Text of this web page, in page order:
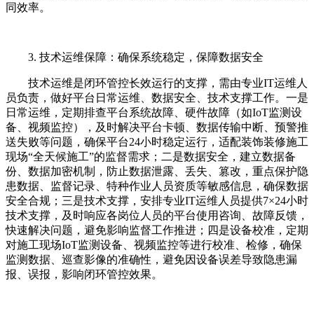
同效率。
3. 技术运维保障：确保系统稳定，保障数据安全
技术运维是闭环管控长效运行的支撑，需由专业IT运维人
员负责，做好平台日常运维、数据安全、技术支撑工作。一是
日常运维，定期排查平台系统故障、硬件故障（如IoT监测设
备、视频监控），及时解决平台卡顿、数据传输中断、预警推
送失败等问题，确保平台24小时稳定运行，适配装饰装修施工
现场“全天候施工”的监督需求；二是数据安全，建立数据备
份、数据加密机制，防止数据泄露、丢失、篡改，重点保护隐
患数据、监督记录、特种作业人员资质等敏感信息，确保数据
安全合规；三是技术支撑，安排专业IT运维人员提供7×24小时
技术支撑，及时响应各岗位人员的平台使用咨询、故障反馈，
快速解决问题，避免影响监督工作推进；四是设备校准，定期
对施工现场IoT监测设备、视频监控等进行校准、检修，确保
监测数据、巡查影像的准确性，避免因设备误差导致隐患漏
报、误报，影响闭环管控效果。